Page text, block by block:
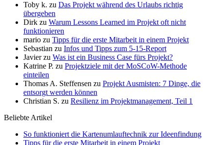
Toby k. zu Das Projekt während des Urlaubs richtig
übergeben
Dirk zu Warum Lessons Learned im Projekt oft nicht
funktionieren
mario zu Tipps für die erste Mitarbeit in einem Projekt
Sebastian zu Infos und Tipps zum 5-15-Report
Javierzu Was ist ein Business Case fürs Projekt?
Katrine P. zu Projektziele mit der MoSCoW-Methode
einteilen
Thomas A. Steffensen zu Projekt Ausmisten: 7 Dinge, die
entsorgt werden können
Christian S. zu Resilienz im Projektmanagement, Teil 1
Beliebte Artikel
So funktioniert die Kartenumlauftechnik zur Ideenfindung
Tipps für die erste Mitarbeit in einem Projekt